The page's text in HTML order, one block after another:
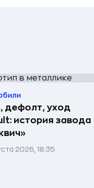
дефолт, уход
история завода
2026, 18:35